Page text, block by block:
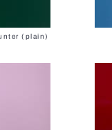
(plain)